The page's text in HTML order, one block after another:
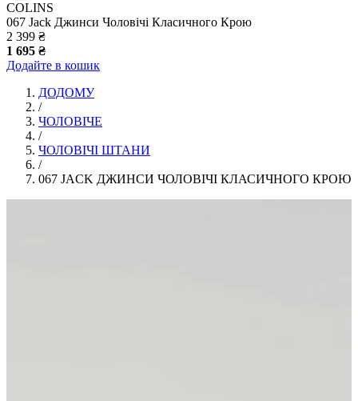
COLINS
067 Jack Джинси Чоловічі Класичного Крою
2 399 ₴
1 695 ₴
Додайте в кошик
ДОДОМУ
/
ЧОЛОВІЧЕ
/
ЧОЛОВІЧІ ШТАНИ
/
067 JACK ДЖИНСИ ЧОЛОВІЧІ КЛАСИЧНОГО КРОЮ